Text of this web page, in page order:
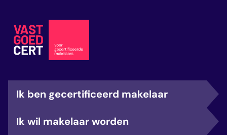
Ik ben gecertificeerd makelaar
Ik wil makelaar worden